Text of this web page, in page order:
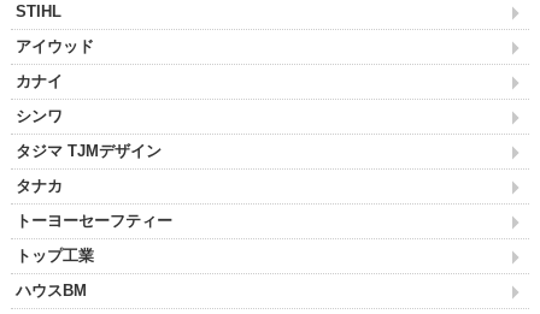
STIHL
アイウッド
カナイ
シンワ
タジマ TJMデザイン
タナカ
トーヨーセーフティー
トップ工業
ハウスBM